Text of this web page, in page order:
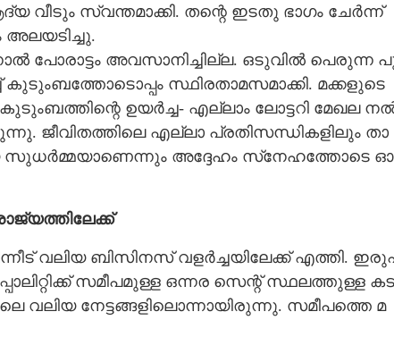
​സ്വ​ന്ത​മാ​ക്കി.​ ​ത​ന്റെ​ ​ഇ​ട​തു​ ​ഭാ​ഗം​ ​ചേ​ർ​ന്ന്
​അ​ല​യ​ടി​ച്ചു.
​പോ​രാ​ട്ടം​ ​അ​വ​സാ​നി​ച്ചി​ല്ല.​ ​ഒ​ടു​വി​ൽ​ ​പെ​രു​ന്ന​
​കു​ടും​ബ​ത്തോ​ടൊ​പ്പം​ ​സ്ഥി​ര​താ​മ​സ​മാ​ക്കി.​ ​മ​ക്ക​ളു​ടെ​
​ഉ​യ​ർ​ച്ച​-​ ​എ​ല്ലാം​ ​ലോ​ട്ട​റി​ ​മേ​ഖ​ല​
​ജീ​വി​ത​ത്തി​ലെ​ ​എ​ല്ലാ​ ​പ്ര​തി​സ​ന്ധി​ക​ളി​ലും​ ​താ​
​സു​ധ​ർ​മ്മ​യാ​ണെ​ന്നും​ ​അ​ദ്ദേ​ഹം​ ​സ്‌​നേ​ഹ​ത്തോ​ടെ​
​വ​ലി​യ​ ​ബി​സി​ന​സ് ​വ​ള​ർ​ച്ച​യി​ലേ​ക്ക് ​എ​ത്തി.​
​സ​മീ​പ​മു​ള്ള​ ​ഒ​ന്ന​ര​ ​സെ​ന്റ് ​സ്ഥ​ല​ത്തു​ള്ള​ ​ക​ട​
​വ​ലി​യ​ ​നേ​ട്ട​ങ്ങ​ളി​ലൊ​ന്നാ​യി​രു​ന്നു.​ ​സ​മീ​പ​ത്തെ​ ​മ​